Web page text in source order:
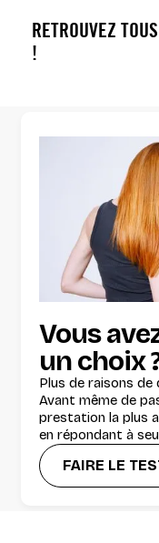
RETROUVEZ
!
Vous
un choix
Plus de raisons de
Avant même de
prestation la plus
en répondant à
FAIRE LE